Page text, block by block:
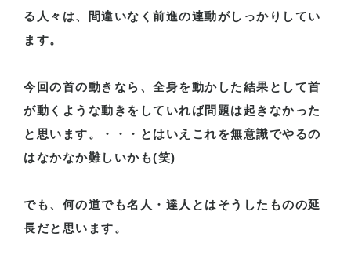
る人々は、間違いなく前進の連動がしっかりしてい
ます。
今回の首の動きなら、全身を動かした結果として首
が動くような動きをしていれば問題は起きなかった
と思います。・・・とはいえこれを無意識でやるの
はなかなか難しいかも(笑)
でも、何の道でも名人・達人とはそうしたものの延
長だと思います。